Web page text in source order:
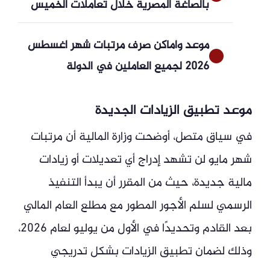
بالصاغة المصرية خلال تعاملات الخميس
موعد وأماكن صرف مرتبات شهر أغسطس
2026 لجميع العاملين في الدولة
موعد تطبيق الزيادات الجديدة
في سياق متصل، أوضحت وزارة المالية أن مرتبات
شهر مايو لن تشهد إدراج أي تعديلات أو زيادات
مالية جديدة، حيث من المقرر أن يبدأ التنفيذ
الرسمي لسلم الأجور المطور مع مطلع العام المالي
بعد القادم وتحديدًا في الأول من يوليو لعام 2026،
وذلك لضمان تطبيق الزيادات بشكل تدريجي